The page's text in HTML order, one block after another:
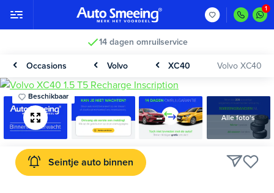
14 dagen omruilservice
Occasions Volvo XC40 Volvo XC40
Beschikbaar
Alle foto's
Seintje auto binnen